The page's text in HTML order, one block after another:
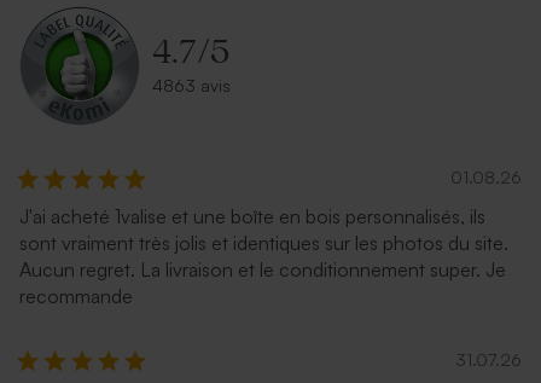
Carte vierge rectangle
double volet effet brillant
volet effet brillant
4.7/5
4863 avis
01.08.26
J'ai acheté 1valise et une boîte en bois personnalisés, ils
sont vraiment très jolis et identiques sur les photos du site.
Aucun regret. La livraison et le conditionnement super. Je
recommande
31.07.26